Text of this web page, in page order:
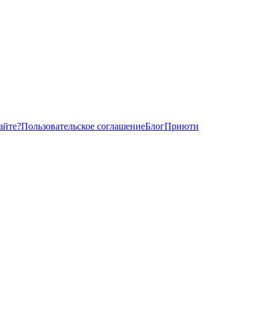
Пользовательское соглашениеБлогПриюти